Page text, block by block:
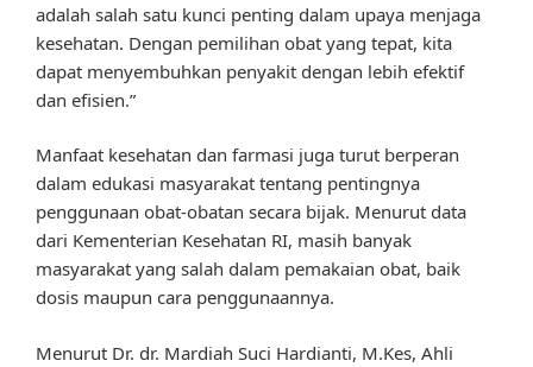
adalah salah satu kunci penting dalam upaya menjaga
kesehatan. Dengan pemilihan obat yang tepat, kita
dapat menyembuhkan penyakit dengan lebih efektif
dan efisien.”
Manfaat kesehatan dan farmasi juga turut berperan
dalam edukasi masyarakat tentang pentingnya
penggunaan obat-obatan secara bijak. Menurut data
dari Kementerian Kesehatan RI, masih banyak
masyarakat yang salah dalam pemakaian obat, baik
dosis maupun cara penggunaannya.
Menurut Dr. dr. Mardiah Suci Hardianti, M.Kes, Ahli